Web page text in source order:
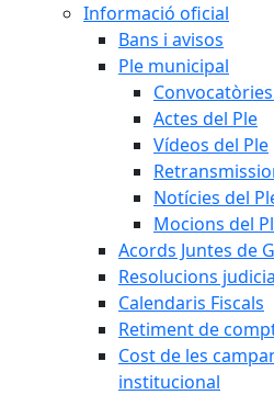
Informació oficial
Bans i avisos
Ple municipal
Actes del Ple
Vídeos del Ple
Notícies del
Mocions del
Acords Juntes de
Resolucions
Calendaris Fiscals
Retiment de
Cost de les
institucional